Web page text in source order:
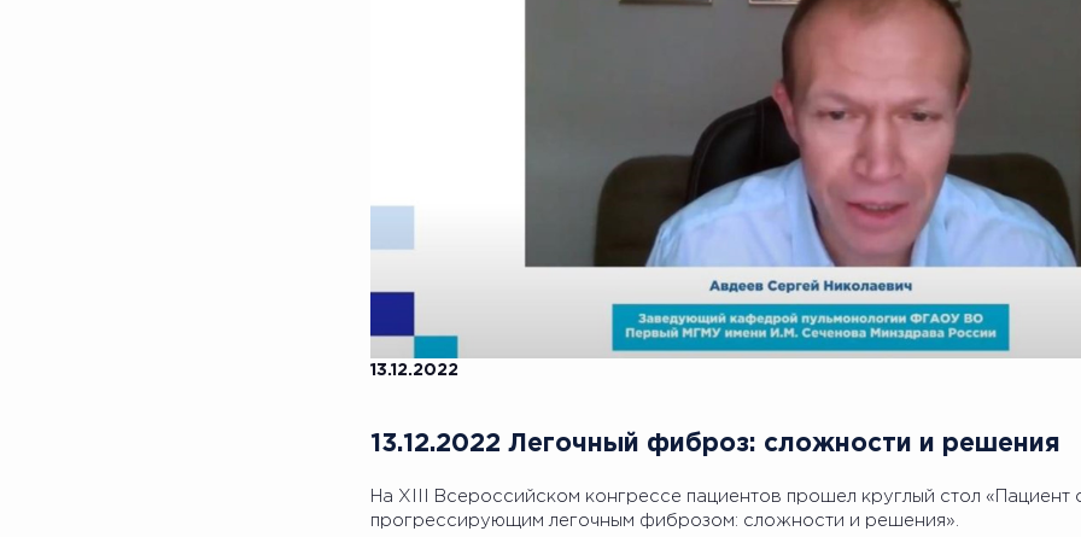
13.12.2022
13.12.2022 Легочный фиброз: сложности и решения
На XIII Всероссийском конгрессе пациентов прошел круглый стол «Пациент
прогрессирующим легочным фиброзом: сложности и решения».